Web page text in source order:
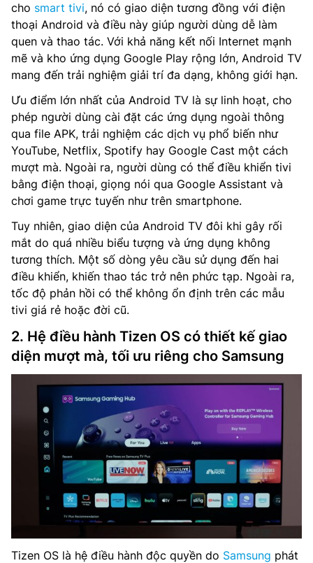
cho smart tivi, nó có giao diện tương đồng với điện
thoại Android và điều này giúp người dùng dễ làm
quen và thao tác. Với khả năng kết nối Internet mạnh
mẽ và kho ứng dụng Google Play rộng lớn, Android TV
mang đến trải nghiệm giải trí đa dạng, không giới hạn.
Ưu điểm lớn nhất của Android TV là sự linh hoạt, cho
phép người dùng cài đặt các ứng dụng ngoài thông
qua file APK, trải nghiệm các dịch vụ phổ biến như
YouTube, Netflix, Spotify hay Google Cast một cách
mượt mà. Ngoài ra, người dùng có thể điều khiển tivi
bằng điện thoại, giọng nói qua Google Assistant và
chơi game trực tuyến như trên smartphone.
Tuy nhiên, giao diện của Android TV đôi khi gây rối
mắt do quá nhiều biểu tượng và ứng dụng không
tương thích. Một số dòng yêu cầu sử dụng đến hai
điều khiển, khiến thao tác trở nên phức tạp. Ngoài ra,
tốc độ phản hồi có thể không ổn định trên các mẫu
tivi giá rẻ hoặc đời cũ.
2. Hệ điều hành Tizen OS có thiết kế giao
diện mượt mà, tối ưu riêng cho Samsung
Tizen OS là hệ điều hành độc quyền do Samsung phát